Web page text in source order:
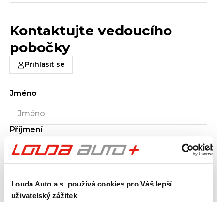
Louda Auto a.s. používá cookies pro Váš lepší
uživatelský zážitek
Kontaktujte vedoucího
pobočky
Přihlásit se
Jméno
Příjmení
E-mail